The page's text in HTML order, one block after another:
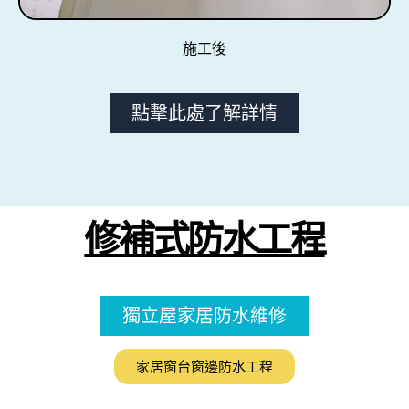
施工後
點撃此處了解詳情
修補式防水工程
獨立屋家居防水維修
家居窗台窗邊防水工程